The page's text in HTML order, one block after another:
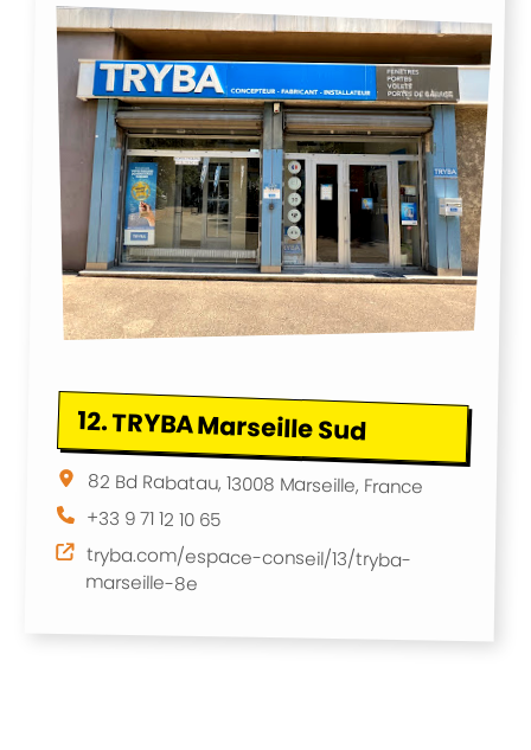
12.TRYBA Marseille Sud
82 Bd Rabatau, 13008 Marseille, France
+33 9 71 12 10 65
tryba.com/espace-conseil/13/tryba-
marseille-8e